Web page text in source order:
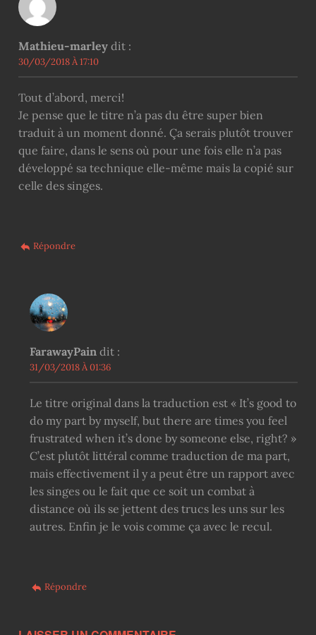
Mathieu-marley dit :
30/03/2018 À 17:10
Tout d’abord, merci!
Je pense que le titre n’a pas du être super bien
traduit à un moment donné. Ça serais plutôt trouver
que faire, dans le sens où pour une fois elle n’a pas
développé sa technique elle-même mais la copié sur
celle des singes.
Répondre
FarawayPain dit :
31/03/2018 À 01:36
Le titre original dans la traduction est « It’s good to
do my part by myself, but there are times you feel
frustrated when it’s done by someone else, right? »
C’est plutôt littéral comme traduction de ma part,
mais effectivement il y a peut être un rapport avec
les singes ou le fait que ce soit un combat à
distance où ils se jettent des trucs les uns sur les
autres. Enfin je le vois comme ça avec le recul.
Répondre